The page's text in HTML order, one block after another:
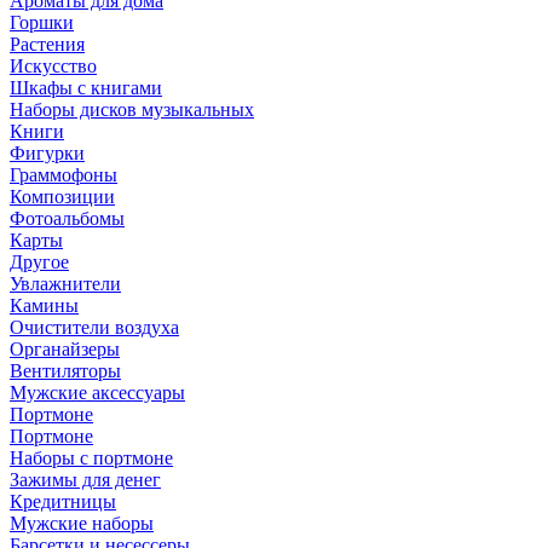
Горшки
Растения
Искусство
Шкафы с книгами
Наборы дисков музыкальных
Книги
Фигурки
Граммофоны
Композиции
Фотоальбомы
Карты
Другое
Увлажнители
Камины
Очистители воздуха
Органайзеры
Вентиляторы
Мужские аксессуары
Портмоне
Портмоне
Наборы с портмоне
Зажимы для денег
Кредитницы
Мужские наборы